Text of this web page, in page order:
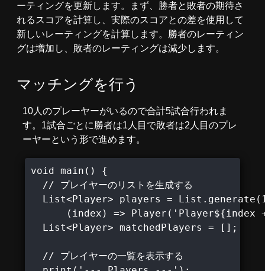
ーティングを更新します。まず、勝者と敗者の期待さ
れるスコアを計算し、実際のスコアとの差を使用して
新しいレーティングを計算します。勝者のレーティン
グは増加し、敗者のレーティングは減少します。
マッチングを行う
10人のプレーヤーがいるので合計5試合行われま
す。1試合ごとに勝者は1人目で敗者は2人目のプレ
ーヤーという形で進めます。
void main() {
  // プレイヤーのリストを生成する
List<Player> players =
(index) => Player('Player${index
  List<Player> matchedPlayers = [];
  // プレイヤーの一覧を表示する